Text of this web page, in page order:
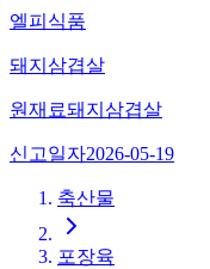
엘피식품
돼지삼겹살
원재료돼지삼겹살
신고일자2026-05-19
축산물
포장육